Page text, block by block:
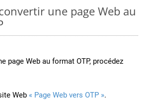
une page Web au
page Web au format OTP, procédez
Web « Page Web vers OTP ».